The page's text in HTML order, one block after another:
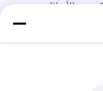
مع الأسلاك
عالية مثابرة
بطانات